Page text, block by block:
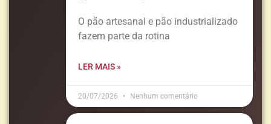
O pão artesanal e pão industrializado
fazem parte da rotina
LER MAIS »
20/07/2026 Nenhum comentário